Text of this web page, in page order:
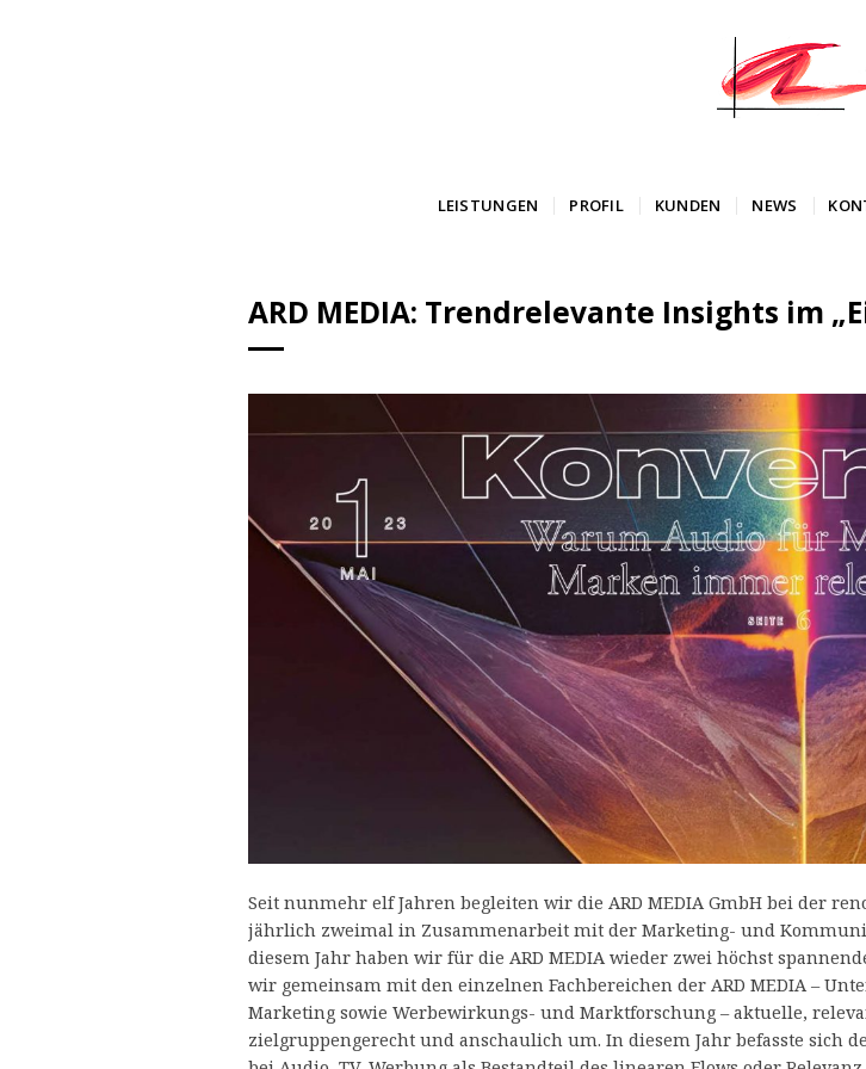
LEISTUNGEN PROFIL KUNDEN NEWS
ARD MEDIA: Trendrelevante Insights im
Seit nunmehr elf Jahren begleiten wir die ARD MEDIA GmbH bei der
jährlich zweimal in Zusammenarbeit mit der Marketing- und
diesem Jahr haben wir für die ARD MEDIA wieder zwei höchst
wir gemeinsam mit den einzelnen Fachbereichen der ARD MEDIA –
Marketing sowie Werbewirkungs- und Marktforschung – aktuelle,
zielgruppengerecht und anschaulich um. In diesem Jahr befasste sich